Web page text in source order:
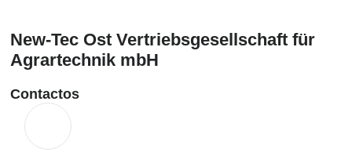
New-Tec Ost Vertriebsgesellschaft für
Agrartechnik mbH
Contactos